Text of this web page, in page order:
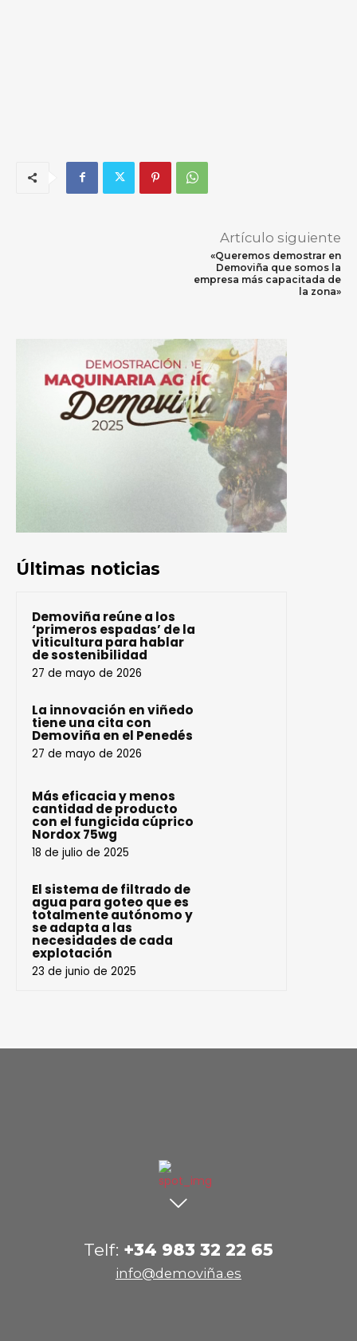
Artículo siguiente
«Queremos demostrar en
Demoviña que somos la
empresa más capacitada de
la zona»
Últimas noticias
Demoviña reúne a los
‘primeros espadas’ de la
viticultura para hablar
de sostenibilidad
27 de mayo de 2026
La innovación en viñedo
tiene una cita con
Demoviña en el Penedés
27 de mayo de 2026
Más eficacia y menos
cantidad de producto
con el fungicida cúprico
Nordox 75wg
18 de julio de 2025
El sistema de filtrado de
agua para goteo que es
totalmente autónomo y
se adapta a las
necesidades de cada
explotación
23 de junio de 2025
Telf: +34 983 32 22 65
info@demoviña.es